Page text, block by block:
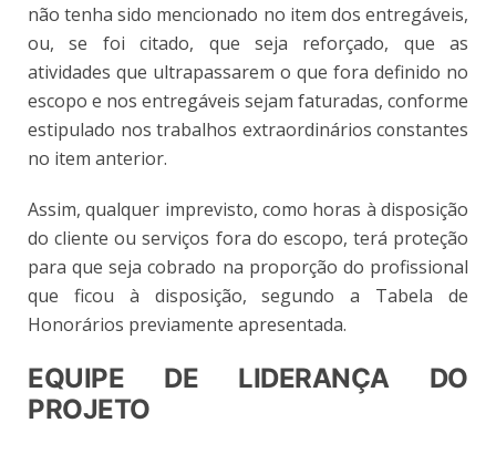
não tenha sido mencionado no item dos entregáveis,
ou, se foi citado, que seja reforçado, que as
atividades que ultrapassarem o que fora definido no
escopo e nos entregáveis sejam faturadas, conforme
estipulado nos trabalhos extraordinários constantes
no item anterior.
Assim, qualquer imprevisto, como horas à disposição
do cliente ou serviços fora do escopo, terá proteção
para que seja cobrado na proporção do profissional
que ficou à disposição, segundo a Tabela de
Honorários previamente apresentada.
EQUIPE DE LIDERANÇA DO
PROJETO